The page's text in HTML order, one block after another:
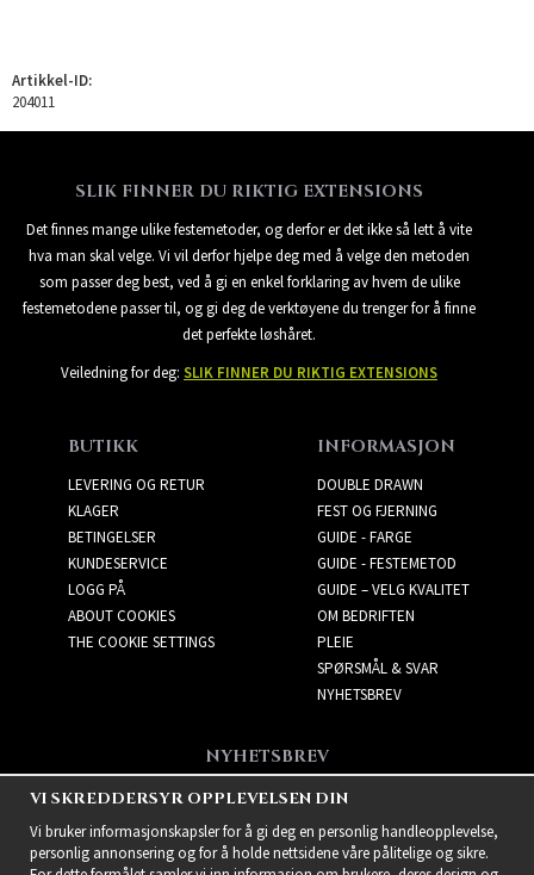
Artikkel-ID:
204011
SLIK FINNER DU RIKTIG EXTENSIONS
Det finnes mange ulike festemetoder, og derfor er det ikke så lett å vite
hva man skal velge. Vi vil derfor hjelpe deg med å velge den metoden
som passer deg best, ved å gi en enkel forklaring av hvem de ulike
festemetodene passer til, og gi deg de verktøyene du trenger for å finne
det perfekte løshåret.
Veiledning for deg: SLIK FINNER DU RIKTIG EXTENSIONS
BUTIKK
LEVERING OG RETUR
KLAGER
BETINGELSER
KUNDESERVICE
LOGG PÅ
ABOUT COOKIES
THE COOKIE SETTINGS
INFORMASJON
DOUBLE DRAWN
FEST OG FJERNING
GUIDE - FARGE
GUIDE - FESTEMETOD
GUIDE – VELG KVALITET
OM BEDRIFTEN
PLEIE
SPØRSMÅL & SVAR
NYHETSBREV
NYHETSBREV
Få de beste tilbudene og
spennende nye produkter!
VI SKREDDERSYR OPPLEVELSEN DIN
Vi bruker informasjonskapsler for å gi deg en personlig handleopplevelse,
personlig annonsering og for å holde nettsidene våre pålitelige og sikre.